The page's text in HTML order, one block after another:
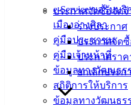
e-Service ขอรับบ
เมืองอ่างศิลา
คู่มือประชาชน
คู่มือเจ้าหน้าที่
ข้อมูลทางวัฒนธร
สถิติการให้บริการ
ข้อมูลทางวัฒนธร
ประกาศจัดซื้อจัดจ้
ร่างประกาศ
ประกาศจัดซื้
ประกาศราค
ยกเลิกประก